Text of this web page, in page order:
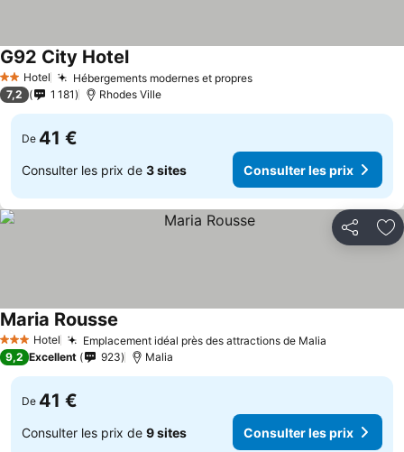
2 Étoiles
Hotel Hébergements modernes et propres
G92 City Hotel
7,2 1 181 Rhodes Ville
De 41 €
Consulter les prix de 3 sites Consulter les prix
Partager
3 ÉtoilesHotel Emplacement idéal près des attractions de Malia
Maria Rousse
9,2 Excellent 923 Malia
De 41 €
Consulter les prix de 9 sites Consulter les prix